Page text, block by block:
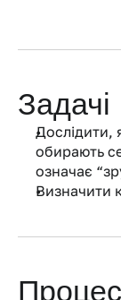
Задачі
Дослідити,
обирають
означає
Визначити
Процес